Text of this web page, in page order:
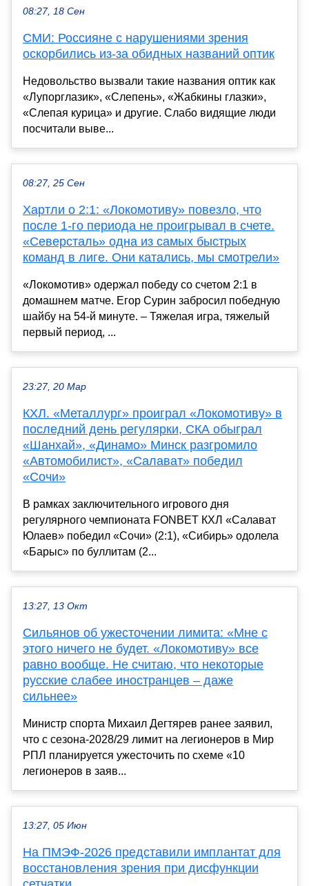
08:27, 18 Сен
СМИ: Россияне с нарушениями зрения
оскорбились из-за обидных названий оптик
Недовольство вызвали такие названия оптик как
«Лупорглазик», «Слепень», «Жабкины глазки»,
«Слепая курица» и другие. Слабо видящие люди
посчитали выве...
08:27, 25 Сен
Хартли о 2:1: «Локомотиву» повезло, что
после 1-го периода не проигрывал в счете.
«Северсталь» одна из самых быстрых
команд в лиге. Они катались, мы смотрели»
«Локомотив» одержал победу со счетом 2:1 в
домашнем матче. Егор Сурин забросил победную
шайбу на 54-й минуте. – Тяжелая игра, тяжелый
первый период, ...
23:27, 20 Мар
КХЛ. «Металлург» проиграл «Локомотиву» в
последний день регулярки, СКА обыграл
«Шанхай», «Динамо» Минск разгромило
«Автомобилист», «Салават» победил
«Сочи»
В рамках заключительного игрового дня
регулярного чемпионата FONBET КХЛ «Салават
Юлаев» победил «Сочи» (2:1), «Сибирь» одолела
«Барыс» по буллитам (2...
13:27, 13 Окт
Сильянов об ужесточении лимита: «Мне с
этого ничего не будет. «Локомотиву» все
равно вообще. Не считаю, что некоторые
русские слабее иностранцев – даже
сильнее»
Министр спорта Михаил Дегтярев ранее заявил,
что с сезона‑2028/29 лимит на легионеров в Мир
РПЛ планируется ужесточить по схеме «10
легионеров в заяв...
13:27, 05 Июн
На ПМЭФ-2026 представили имплантат для
восстановления зрения при дисфункции